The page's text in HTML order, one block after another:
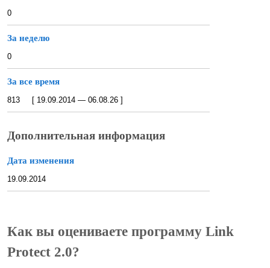
0
За неделю
0
За все время
813 [ 19.09.2014 — 06.08.26 ]
Дополнительная информация
Дата изменения
19.09.2014
Как вы оцениваете программу Link
Protect 2.0?